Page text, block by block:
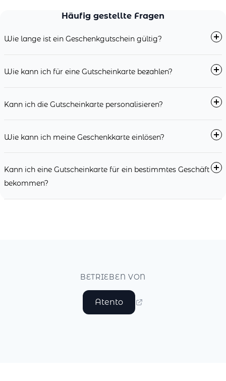
Häufig gestellte Fragen
Wie lange ist ein Geschenkgutschein gültig?
Wie kann ich für eine Gutscheinkarte bezahlen?
Kann ich die Gutscheinkarte personalisieren?
Wie kann ich meine Geschenkkarte einlösen?
Kann ich eine Gutscheinkarte für ein bestimmtes Geschäft
bekommen?
BETRIEBEN VON
Atento